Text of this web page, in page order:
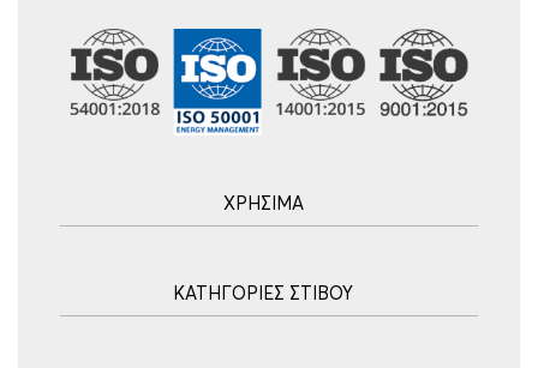
ΧΡΗΣΙΜΑ
ΚΑΤΗΓΟΡΙΕΣ ΣΤΙΒΟΥ